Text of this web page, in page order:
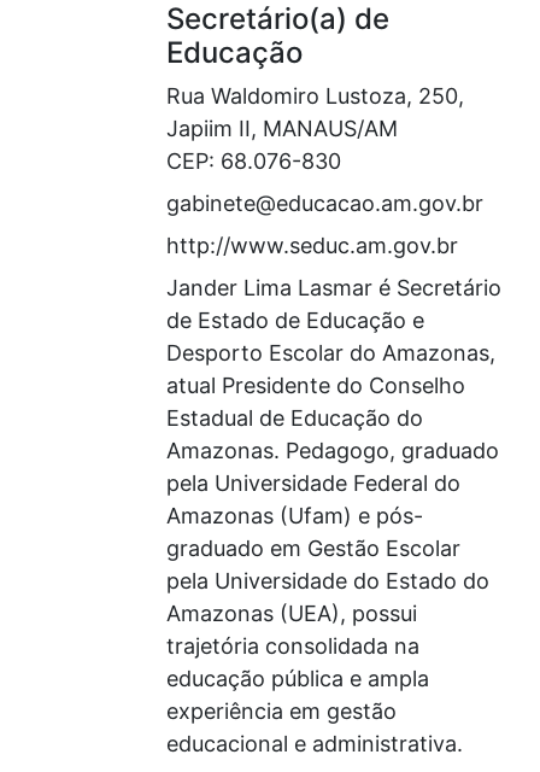
Secretário(a) de
Educação
Rua Waldomiro Lustoza, 250,
Japiim II, MANAUS/AM
CEP: 68.076-830
gabinete@educacao.am.gov.br
http://www.seduc.am.gov.br
Jander Lima Lasmar é Secretário
de Estado de Educação e
Desporto Escolar do Amazonas,
atual Presidente do Conselho
Estadual de Educação do
Amazonas. Pedagogo, graduado
pela Universidade Federal do
Amazonas (Ufam) e pós-
graduado em Gestão Escolar
pela Universidade do Estado do
Amazonas (UEA), possui
trajetória consolidada na
educação pública e ampla
experiência em gestão
educacional e administrativa.